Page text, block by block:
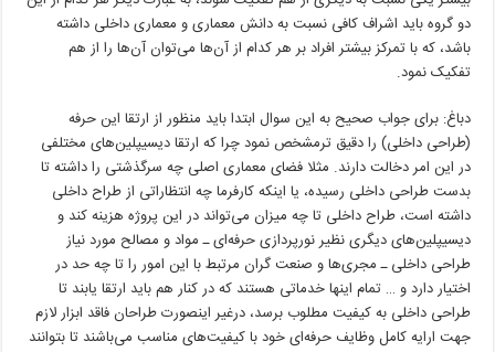
دو گروه باید اشراف کافی نسبت به دانش معماری و معماری داخلی داشته
باشد، که با تمرکز بیشتر افراد بر هر کدام از آن‌ها می‌توان آن‌ها را از هم
تفکیک نمود.
دباغ: برای جواب صحیح به این سوال ابتدا باید منظور از ارتقا این حرفه
(طراحی داخلی) را دقیق ترمشخص نمود چرا که ارتقا دیسیپلین‌های مختلفی
در این امر دخالت دارند. مثلا فضای معماری اصلی چه سرگذشتی را داشته تا
بدست طراحی داخلی رسیده، یا اینکه کارفرما چه انتظاراتی از طراح داخلی
داشته است، طراح داخلی تا چه میزان می‌تواند در این پروژه هزینه کند و
دیسیپلین‌های دیگری نظیر نورپردازی حرفه‌ای ـ مواد و مصالح مورد نیاز
طراحی داخلی ـ مجری‌ها و صنعت گران مرتبط با این امور را تا چه حد در
اختیار دارد و … تمام اینها خدماتی هستند که در کنار هم باید ارتقا یابند تا
طراحی داخلی به کیفیت مطلوب برسد، درغیر اینصورت طراحان فاقد ابزار لازم
جهت ارایه کامل وظایف حرفه‌ای خود با کیفیت‌های مناسب می‌باشند تا بتوانند